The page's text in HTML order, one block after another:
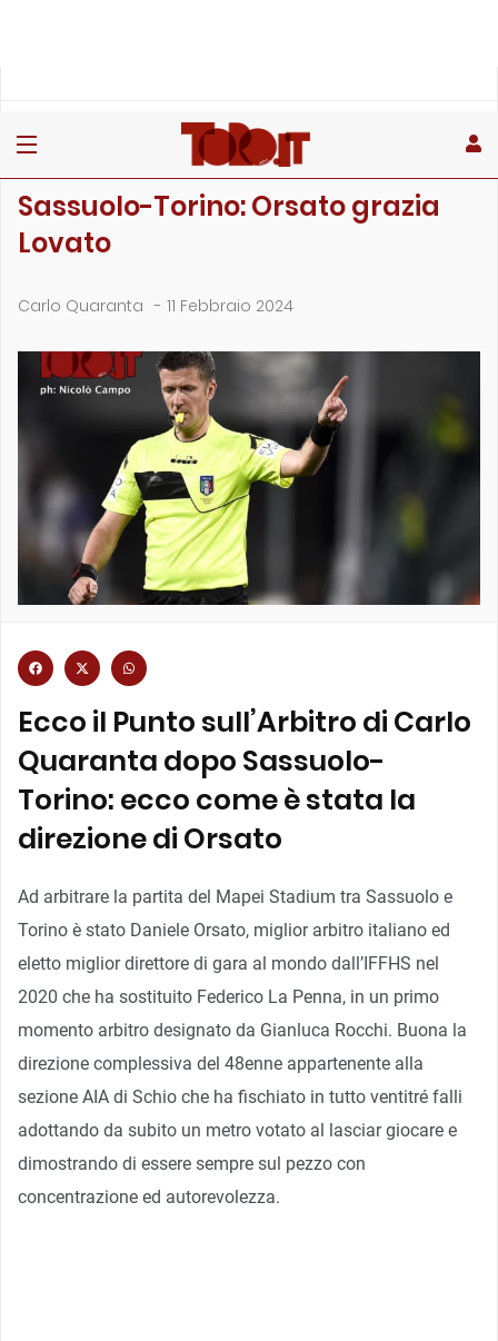
»
Sassuolo-Torino: Orsato grazia
Lovato
Carlo Quaranta - 11 Febbraio 2024
Ecco il Punto sull’Arbitro di Carlo
Quaranta dopo Sassuolo-
Torino: ecco come è stata la
direzione di Orsato
Ad arbitrare la partita del Mapei Stadium tra Sassuolo e
Torino è stato Daniele Orsato, miglior arbitro italiano ed
eletto miglior direttore di gara al mondo dall’IFFHS nel
2020 che ha sostituito Federico La Penna, in un primo
momento arbitro designato da Gianluca Rocchi. Buona la
direzione complessiva del 48enne appartenente alla
sezione AIA di Schio che ha fischiato in tutto ventitré falli
adottando da subito un metro votato al lasciar giocare e
dimostrando di essere sempre sul pezzo con
concentrazione ed autorevolezza.